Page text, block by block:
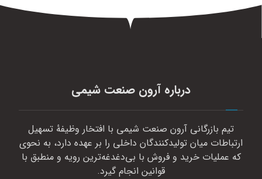
درباره آرون صنعت شیمی
تیم بازرگانی آرون صنعت شیمی با افتخار وظیفهٔ تسهیل
ارتباطات میان تولیدکنندگان داخلی را بر عهده دارد، به نحوی
که عملیات خرید و فروش با بی‌دغدغه‌ترین رویه و منطبق با
قوانین انجام گیرد.